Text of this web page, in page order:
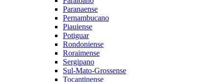
Paranaense
Pernambucano
Piauiense
Potiguar
Rondoniense
Roraimense
Sergipano
Sul-Mato-Grossense
Tocantinense